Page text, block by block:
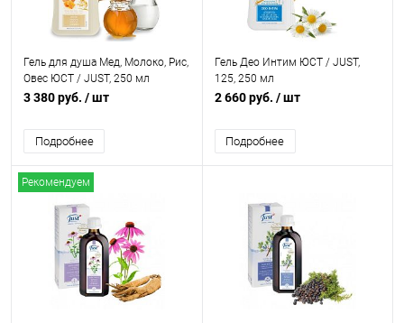
Гель для душа Мед, Молоко, Рис,
Овес ЮСТ / JUST, 250 мл
3 380 руб. / шт
Подробнее
Гель Део Интим ЮСТ / JUST,
125, 250 мл
2 660 руб. / шт
Подробнее
Рекомендуем